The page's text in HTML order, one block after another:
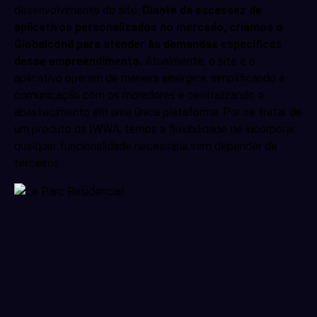
desenvolvimento do site. Diante da escassez de
aplicativos personalizados no mercado, criamos o
Globalcond para atender às demandas específicas
desse empreendimento. Atualmente, o site e o
aplicativo operam de maneira sinérgica, simplificando a
comunicação com os moradores e centralizando o
abastecimento em uma única plataforma. Por se tratar de
um produto da IWWA, temos a flexibilidade de incorporar
qualquer funcionalidade necessária sem depender de
terceiros.